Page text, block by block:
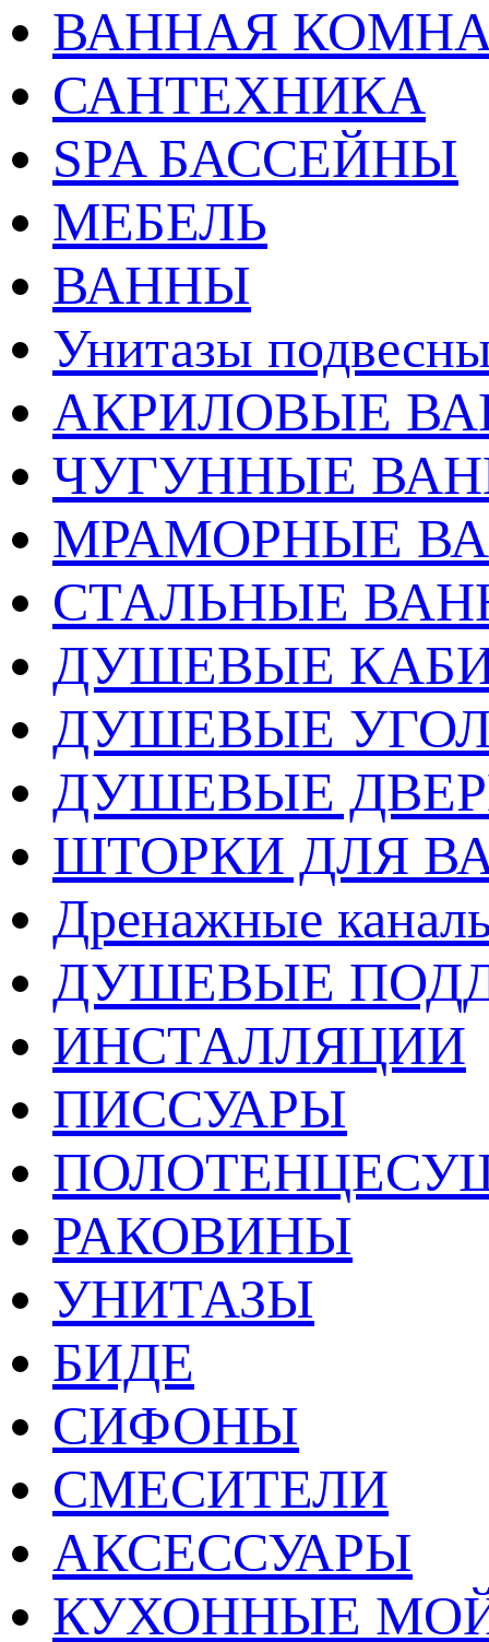
ВАННАЯ
САНТЕХНИКА
SPA БАССЕЙНЫ
МЕБЕЛЬ
ВАННЫ
Унитазы
АКРИЛОВЫЕ
ЧУГУННЫЕ
МРАМОРНЫЕ
СТАЛЬНЫЕ
ДУШЕВЫЕ
ДУШЕВЫЕ
ДУШЕВЫЕ
ШТОРКИ ДЛЯ
Дренажные
ДУШЕВЫЕ
ИНСТАЛЛЯЦИИ
ПИССУАРЫ
РАКОВИНЫ
УНИТАЗЫ
БИДЕ
СИФОНЫ
СМЕСИТЕЛИ
АКСЕССУАРЫ
КУХОННЫЕ